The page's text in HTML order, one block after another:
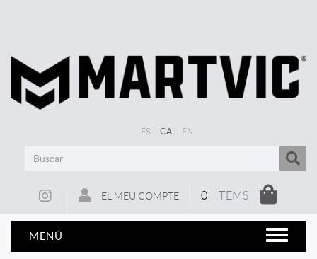
ES CA EN
0 ITEMS
EL MEU COMPTE
MENÚ